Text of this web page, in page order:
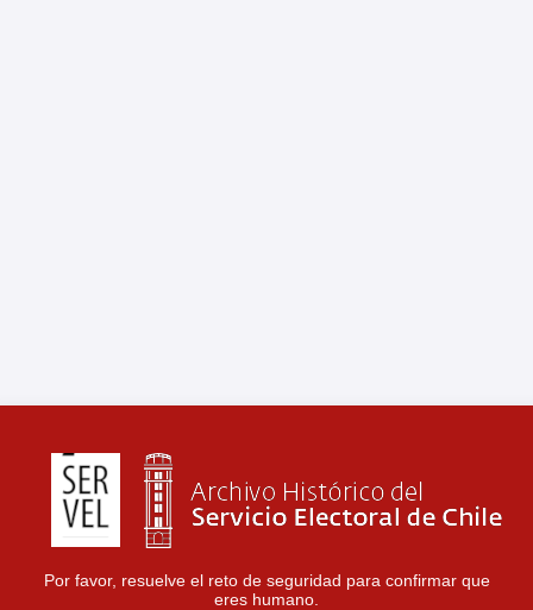
Por favor, resuelve el reto de seguridad para confirmar que
eres humano.